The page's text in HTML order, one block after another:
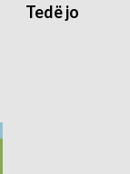
Tedë jo